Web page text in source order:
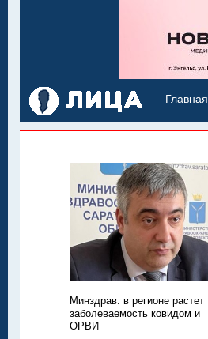
Главная
Минздрав: в регионе растет
заболеваемость ковидом и
ОРВИ